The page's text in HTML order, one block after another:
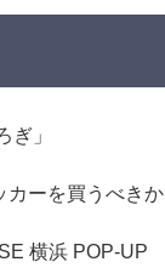
ぎ」
カーを買うべきか
横浜 POP-UP